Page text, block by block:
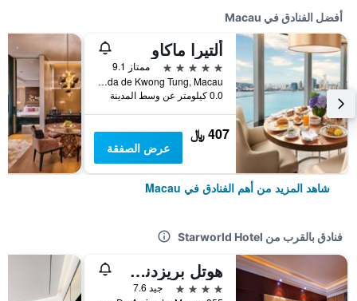
أفضل الفنادق في Macau
ألتيرا ماكاو
5 نجوم
ممتاز 9.1
Avenida de Kwong Tung, Macau
0.0 كيلومتر عن وسط المدينة
407 ﷼
عرض الصفقة
شاهد المزيد من أهم الفنادق في Macau
فنادق بالقرب من Starworld Hotel
هوتل بريزدنت ماكاو
4 نجوم
جيد 7.6